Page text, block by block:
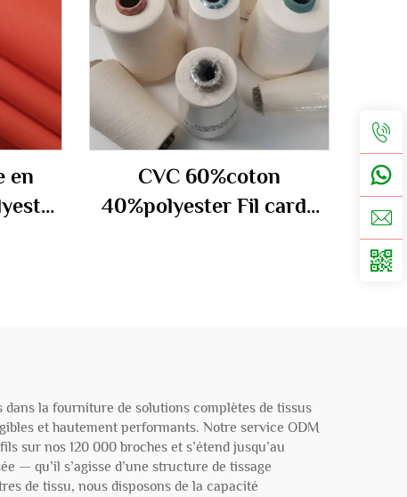
en
CVC 60%coton
40%polyester Fil cardé
la fourniture de solutions complètes de tissus
et hautement performants. Notre service ODM
sur nos 120 000 broches et s’étend jusqu’au
— qu’il s’agisse d’une structure de tissage
de tissu, nous disposons de la capacité